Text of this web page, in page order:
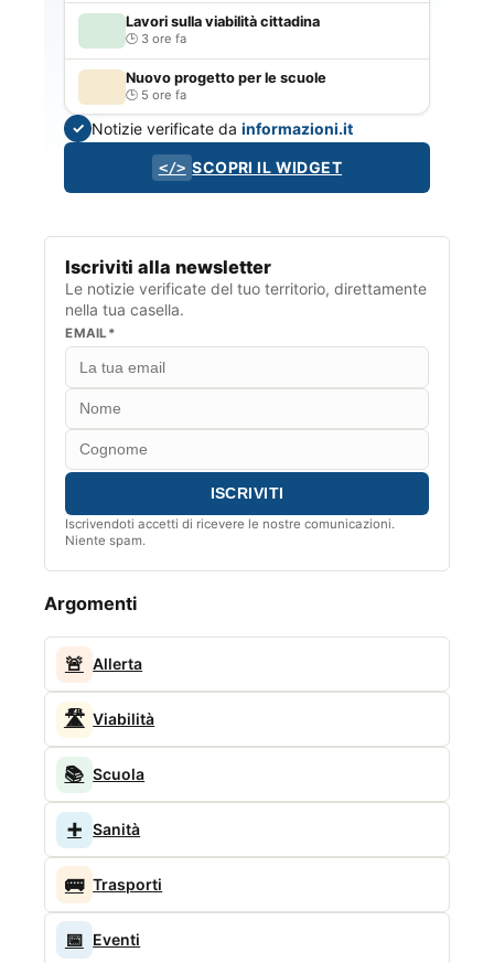
Lavori sulla viabilità cittadina
3 ore fa
Nuovo progetto per le scuole
5 ore fa
✓ Notizie verificate dainformazioni.it
</> SCOPRI IL WIDGET
Iscriviti alla newsletter
Le notizie verificate del tuo territorio, direttamente
nella tua casella.
EMAIL*
Iscrivendoti accetti di ricevere le nostre comunicazioni.
Niente spam.
Argomenti
🚨 Allerta
🛣️ Viabilità
📚 Scuola
➕ Sanità
🚌 Trasporti
📅 Eventi